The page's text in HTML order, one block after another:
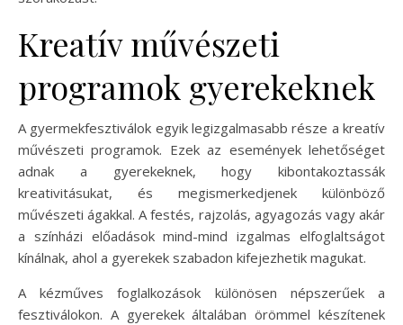
Kreatív művészeti
programok gyerekeknek
A gyermekfesztiválok egyik legizgalmasabb része a kreatív
művészeti programok. Ezek az események lehetőséget
adnak a gyerekeknek, hogy kibontakoztassák
kreativitásukat, és megismerkedjenek különböző
művészeti ágakkal. A festés, rajzolás, agyagozás vagy akár
a színházi előadások mind-mind izgalmas elfoglaltságot
kínálnak, ahol a gyerekek szabadon kifejezhetik magukat.
A kézműves foglalkozások különösen népszerűek a
fesztiválokon. A gyerekek általában örömmel készítenek